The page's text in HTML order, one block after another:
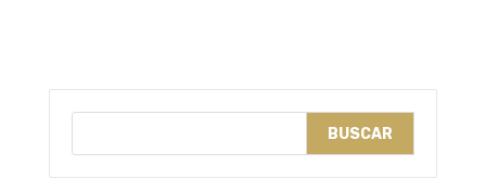
BUSCAR